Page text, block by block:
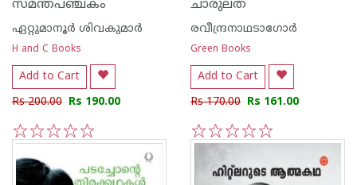
സമന്തപഞ്ചകം
ഏറ്റുമാനൂര്‍ ശിവകുമാര്‍
H and C Books
Add to Cart
Rs 200.00 Rs 190.00
5
4
3
2
1
ചാരുലത
രവീന്ദ്രനാഥടാഗോര്‍
Green Books
Add to Cart
Rs 170.00 Rs 161.00
5
4
3
2
1